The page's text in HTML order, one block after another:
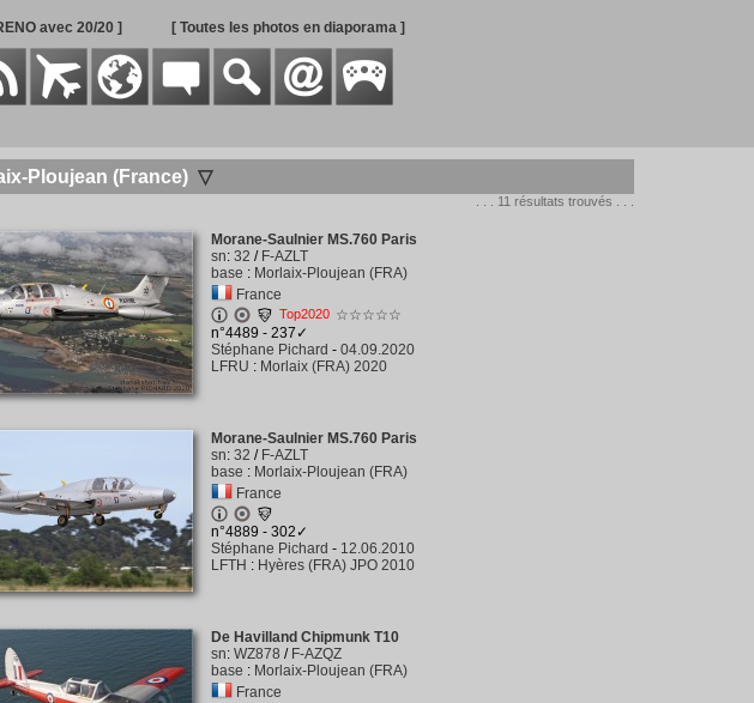
avec 20/20 ] [ Toutes les photos en diaporama ]
Ploujean (France) ▽
. . . 11 résultats trouvés . . .
Morane-Saulnier MS.760 Paris
sn: 32 / F-AZLT
base : Morlaix-Ploujean (FRA)
France
Top2020 ☆☆☆☆☆
n°4489 - 237✓
Stéphane Pichard - 04.09.2020
LFRU : Morlaix (FRA) 2020
Morane-Saulnier MS.760 Paris
sn: 32 / F-AZLT
base : Morlaix-Ploujean (FRA)
France
n°4889 - 302✓
Stéphane Pichard - 12.06.2010
LFTH : Hyères (FRA) JPO 2010
De Havilland Chipmunk T10
sn: WZ878 / F-AZQZ
base : Morlaix-Ploujean (FRA)
France